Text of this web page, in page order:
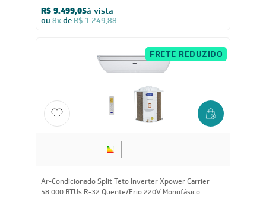
R$ 9.499,05à vista
ou 8xde R$ 1.249,88
FRETE REDUZIDO
Ar-Condicionado Split Teto Inverter Xpower Carrier
58.000 BTUs R-32 Quente/Frio 220V Monofásico